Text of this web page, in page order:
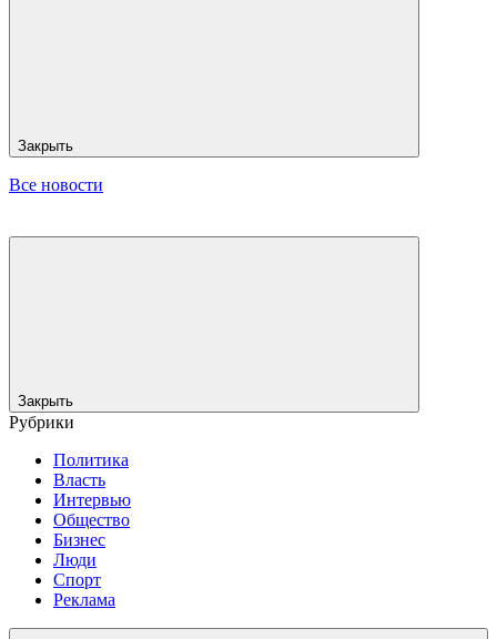
Закрыть
Все новости
Закрыть
Рубрики
Политика
Власть
Интервью
Общество
Бизнес
Люди
Спорт
Реклама